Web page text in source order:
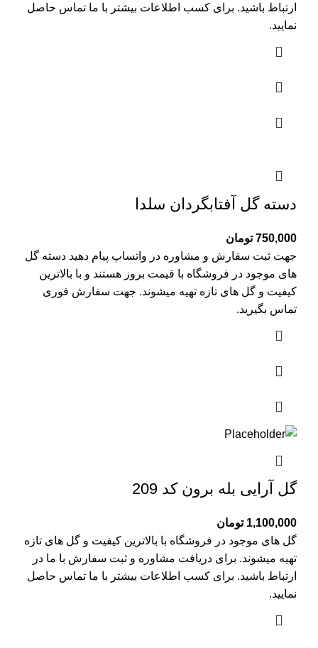
ارتباط باشید. برای کسب اطلاعات بیشتر با ما تماس حاصل
نمایید.
دسته گل آفتابگردان سلدا
750,000 تومان
جهت ثبت سفارش و مشاوره در واتساپ پیام دهید دسته گل
های موجود در فروشگاه با قیمت بروز هستند و با بالاترین
کیفیت و گل های تازه تهیه میشوند. جهت سفارش فوری
تماس بگیرید.
گل آرایی بله برون کد 209
1,100,000 تومان
گل های موجود در فروشگاه با بالاترین کیفیت و گل های تازه
تهیه میشوند. برای دریافت مشاوره و ثبت سفارش با ما در
ارتباط باشید. برای کسب اطلاعات بیشتر با ما تماس حاصل
نمایید.